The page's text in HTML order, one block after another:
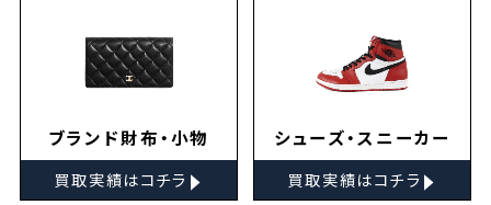
ブランド財布・小物
買取実績はコチラ ▸
シューズ・スニーカー
買取実績はコチラ ▸